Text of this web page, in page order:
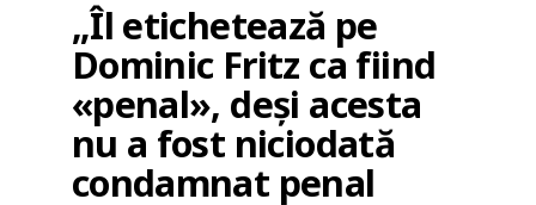
„Îl etichetează pe
Dominic Fritz ca fiind
«penal», deși acesta
nu a fost niciodată
condamnat penal